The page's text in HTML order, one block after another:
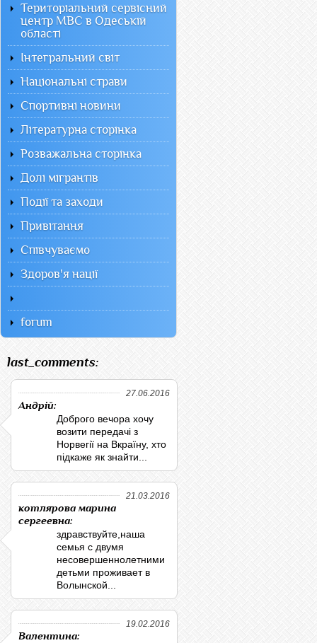
Територіальний сервісний
центр МВС в Одеській
області
Інтегральний світ
Національні страви
Спортивні новини
Літературна сторінка
Розважальна сторінка
Долі мігрантів
Події та заходи
Привітання
Співчуваємо
Здоров'я нації
forum
last_comments:
27.06.2016
Андрій:
Доброго вечора хочу
возити передачі з
Норвегії на Вкраїну, хто
підкаже як знайти...
21.03.2016
котлярова марина
сергеевна:
здравствуйте,наша
семья с двумя
несовершеннолетними
детьми проживает в
Волынской...
19.02.2016
Валентина: